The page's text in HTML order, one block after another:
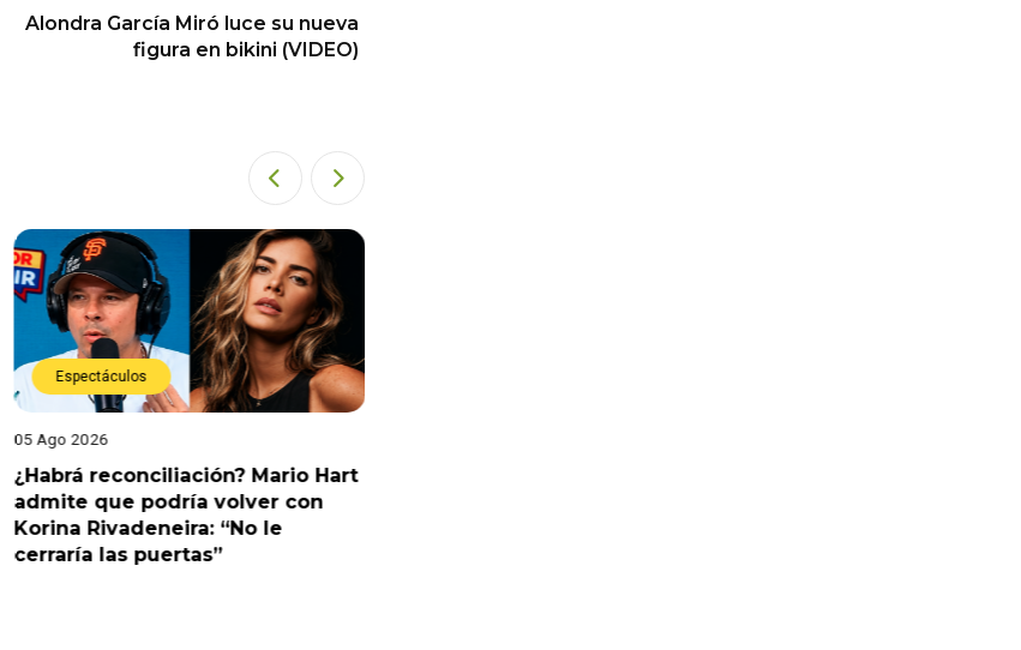
Alondra García Miró luce su nueva
figura en bikini (VIDEO)
Espectáculos
05 Ago 2026
¿Habrá reconciliación? Mario Hart
admite que podría volver con
Korina Rivadeneira: “No le
cerraría las puertas”